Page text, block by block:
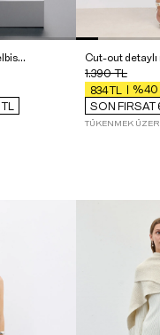
Aksesuar detaylı maxi elbise - Exclusive Collection
1.390TL
834TL
%40
SON FIRSAT
TÜKENMEK